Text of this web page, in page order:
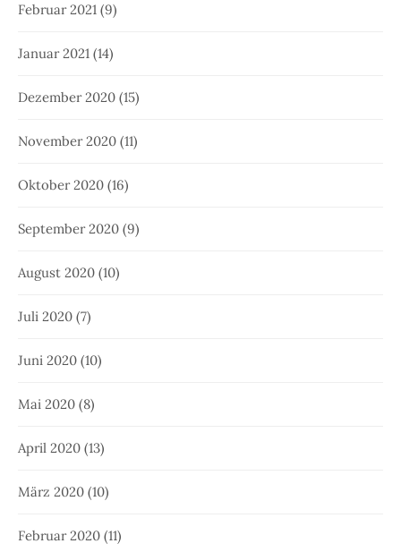
Februar 2021 (9)
Januar 2021 (14)
Dezember 2020 (15)
November 2020 (11)
Oktober 2020 (16)
September 2020 (9)
August 2020 (10)
Juli 2020 (7)
Juni 2020 (10)
Mai 2020 (8)
April 2020 (13)
März 2020 (10)
Februar 2020 (11)